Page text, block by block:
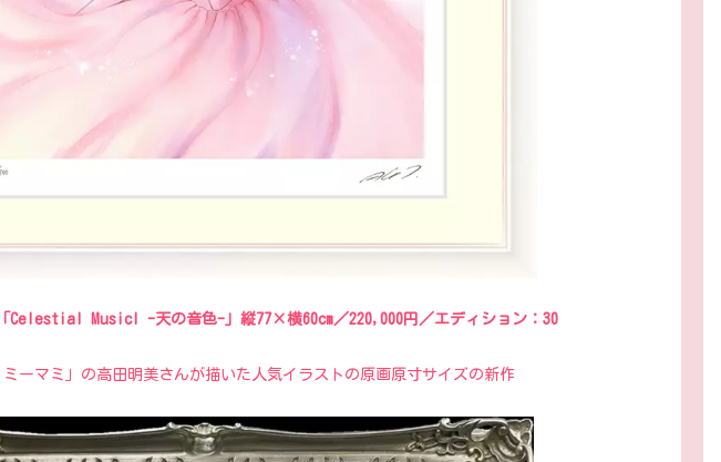
Celestial Musicl -天の音色-」縦77×横60cm／220,000円／エディション：30
ーマミ」の高田明美さんが描いた人気イラストの原画原寸サイズの新作​